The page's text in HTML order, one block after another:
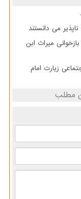
می دانستند
میراث ابن
زیارت امام
مطلب